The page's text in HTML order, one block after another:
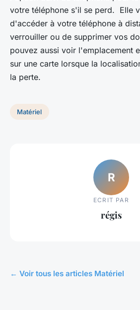
votre téléphone s'il se perd. Elle
d'accéder à votre téléphone à
verrouiller ou de supprimer vos
pouvez aussi voir l'emplacement
sur une carte lorsque la
la perte.
Matériel
R
ECRIT PAR
régis
← Voir tous les articles Matériel